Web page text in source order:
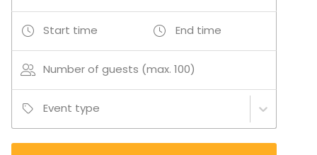
Venue type
Multi-purpose event space
Loft
Party room
Rooftop venue
Open air / Outdoor space
Recreational venue
Start time End time
Number of guests (max. 100)
Event type